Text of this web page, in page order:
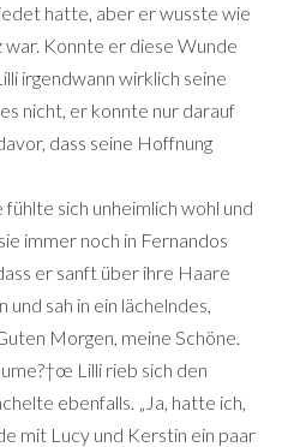
hatte, aber er wusste wie
Konnte er diese Wunde
irgendwann wirklich seine
nicht, er konnte nur darauf
dass seine Hoffnung
fühlte sich unheimlich wohl und
immer noch in Fernandos
er sanft über ihre Haare
sah in ein lächelndes,
Morgen, meine Schöne.
Lilli rieb sich den
ebenfalls. „Ja, hatte ich,
mit Lucy und Kerstin ein paar